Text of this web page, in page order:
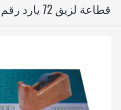
قطاعة لزيق 72 يارد رقم T20031